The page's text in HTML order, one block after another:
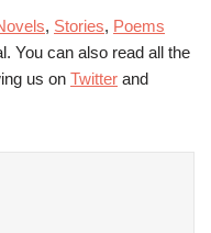
, Stories, Poems
You can also read all the
us on Twitter and